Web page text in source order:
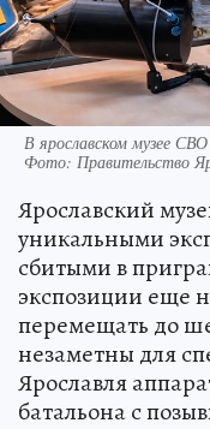
В ярославском музее
Фото: Правительство
Ярославский
уникальными
сбитыми в
экспозиции еще
перемещать до
незаметны для
Ярославля
батальона с